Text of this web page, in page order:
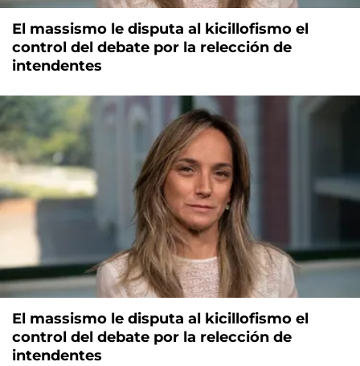
El massismo le disputa al kicillofismo el
control del debate por la relección de
intendentes
El massismo le disputa al kicillofismo el
control del debate por la relección de
intendentes